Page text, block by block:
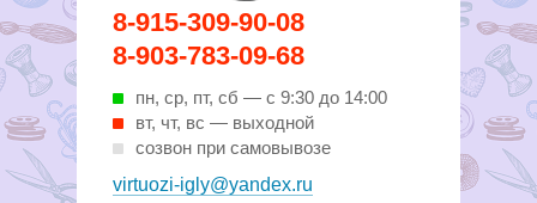
8-915-309-90-08
8-903-783-09-68
пн, ср, пт, cб — с 9:30 до 14:00
вт, чт, вс — выходной
созвон при самовывозе
virtuozi-igly@yandex.ru
Вирутозы иглы. Товары для
шитья и рукоделья